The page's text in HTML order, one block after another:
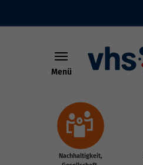
Menü
Nachhaltigkeit,